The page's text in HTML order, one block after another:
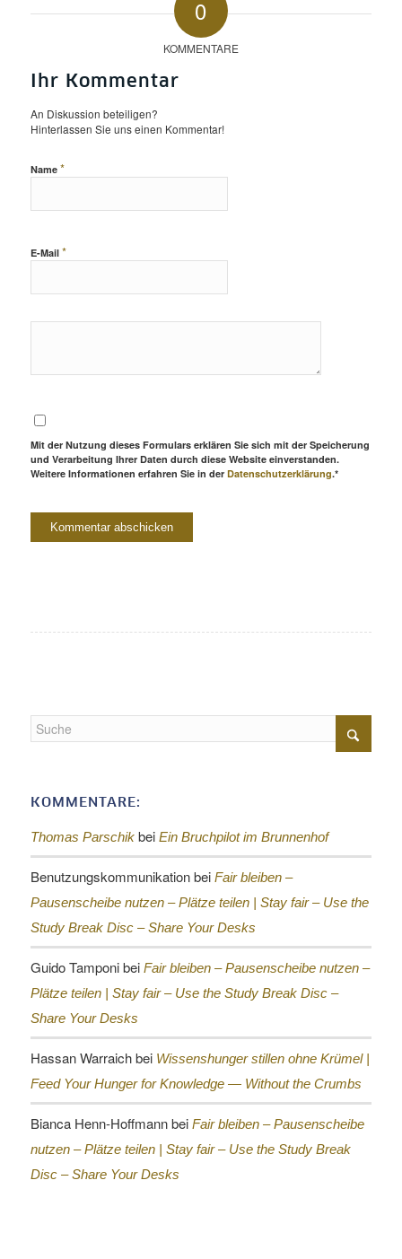
0
KOMMENTARE
Ihr Kommentar
An Diskussion beteiligen?
Hinterlassen Sie uns einen Kommentar!
Name *
E-Mail *
Mit der Nutzung dieses Formulars erklären Sie sich mit der Speicherung
und Verarbeitung Ihrer Daten durch diese Website einverstanden.
Weitere Informationen erfahren Sie in der Datenschutzerklärung.*
KOMMENTARE:
Thomas Parschikbei Ein Bruchpilot im Brunnenhof
Benutzungskommunikationbei Fair bleiben –
Pausenscheibe nutzen – Plätze teilen | Stay fair – Use the
Study Break Disc – Share Your Desks
Guido Tamponibei Fair bleiben – Pausenscheibe nutzen –
Plätze teilen | Stay fair – Use the Study Break Disc –
Share Your Desks
Hassan Warraichbei Wissenshunger stillen ohne Krümel |
Feed Your Hunger for Knowledge — Without the Crumbs
Bianca Henn-Hoffmannbei Fair bleiben – Pausenscheibe
nutzen – Plätze teilen | Stay fair – Use the Study Break
Disc – Share Your Desks